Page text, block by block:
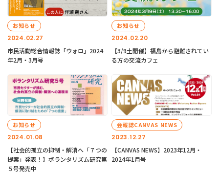
2024.02.27
お知らせ
市民活動総合情報誌「ウォロ」2024
年2月・3月号
2024.02.20
お知らせ
【3/9土開催】福島から避難されてい
る方の交流カフェ
2024.01.08
お知らせ
【社会的孤立の抑制・解消へ「７つの
提案」発表！】ボランタリズム研究第
５号発売中
2023.12.27
会報誌CANVAS NEWS
【CANVAS NEWS】2023年12月・
2024年1月号